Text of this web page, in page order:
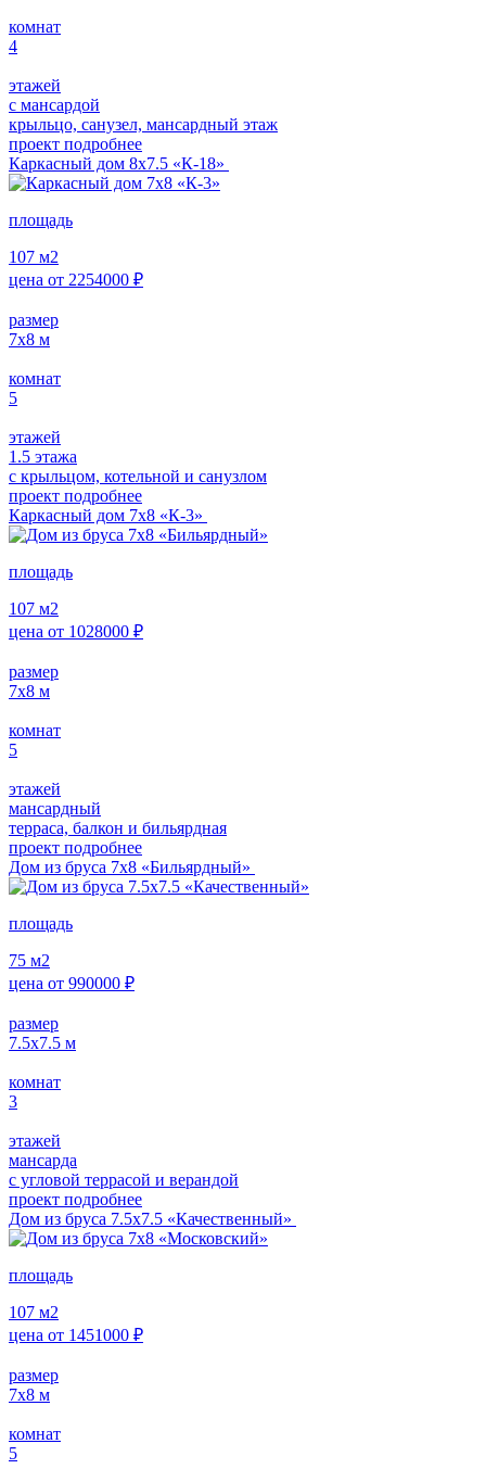
комнат
4
этажей
с мансардой
крыльцо, санузел, мансардный этаж
проект подробнее
Каркасный дом 8х7.5 «К-18»
площадь
107 м2
цена от 2254000 ₽
размер
7х8 м
комнат
5
этажей
1.5 этажа
с крыльцом, котельной и санузлом
проект подробнее
Каркасный дом 7х8 «К-3»
площадь
107 м2
цена от 1028000 ₽
размер
7х8 м
комнат
5
этажей
мансардный
терраса, балкон и бильярдная
проект подробнее
Дом из бруса 7х8 «Бильярдный»
площадь
75 м2
цена от 990000 ₽
размер
7.5х7.5 м
комнат
3
этажей
мансарда
с угловой террасой и верандой
проект подробнее
Дом из бруса 7.5х7.5 «Качественный»
площадь
107 м2
цена от 1451000 ₽
размер
7х8 м
комнат
5